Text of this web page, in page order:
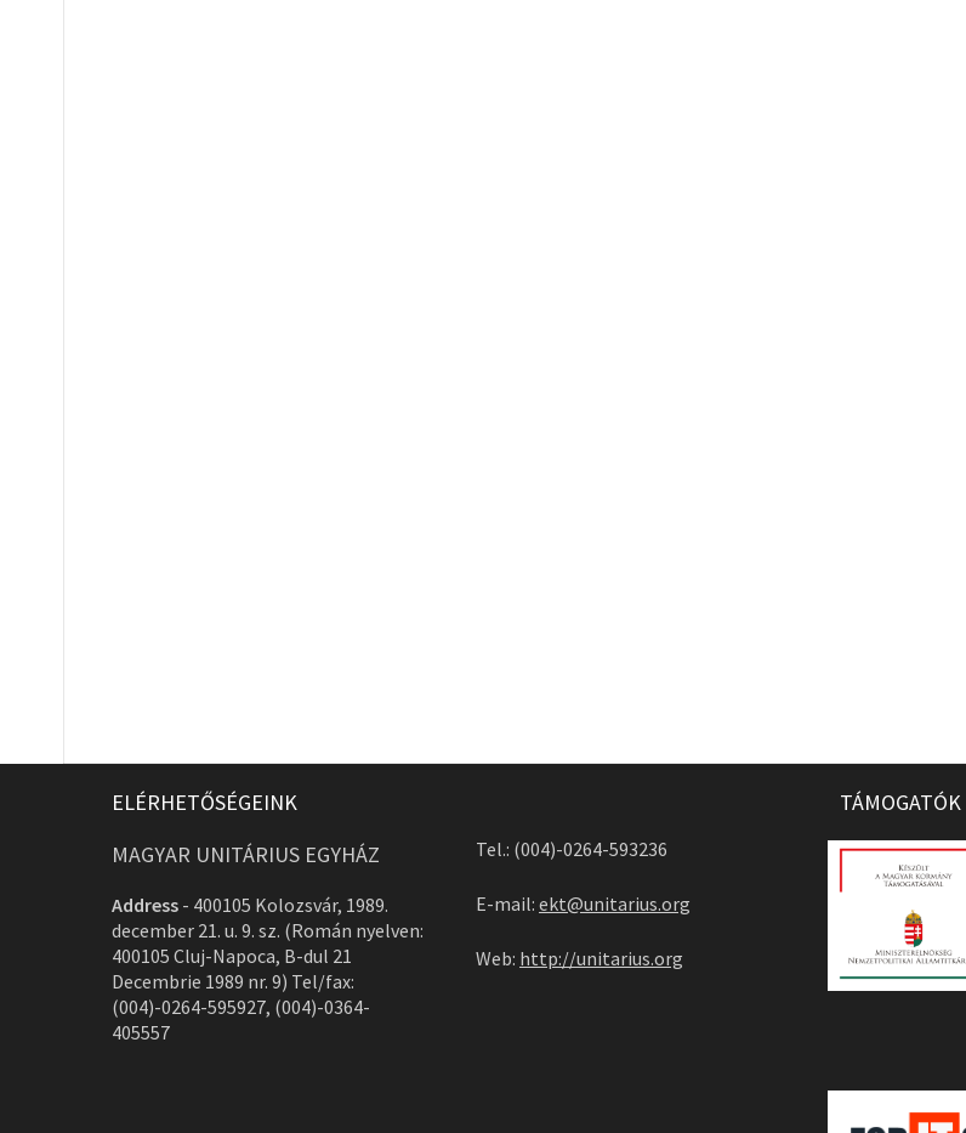
ELÉRHETŐSÉGEINK
MAGYAR UNITÁRIUS EGYHÁZ
Address - 400105 Kolozsvár, 1989.
december 21. u. 9. sz. (Román nyelven:
400105 Cluj-Napoca, B-dul 21
Decembrie 1989 nr. 9) Tel/fax:
(004)-0264-595927, (004)-0364-
405557
Tel.: (004)-0264-593236
E-mail: ekt@unitarius.org
Web: http://unitarius.org
TÁMOGATÓK